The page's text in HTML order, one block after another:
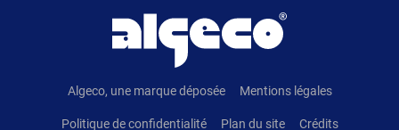
Algeco, une marque déposée Mentions légales
Politique de confidentialité Plan du site Crédits